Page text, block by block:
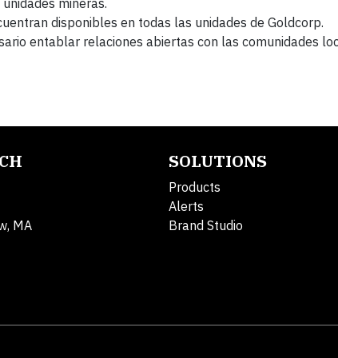
disponibles en todas las unidades de Goldcorp.
entablar relaciones abiertas con las comunidades
MA
SOLUTIONS
Products
Alerts
Brand Studio